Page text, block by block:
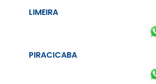
LIMEIRA
PIRACICABA